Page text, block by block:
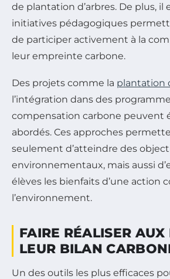
de plantation d’arbres. De plus, il
initiatives pédagogiques
de participer activement à la
leur empreinte carbone.
Des projets comme la plantation
l’intégration dans des
compensation carbone peuvent
abordés. Ces approches
seulement d’atteindre des
environnementaux, mais aussi
élèves les bienfaits d’une action
l’environnement.
FAIRE RÉALISER AUX
LEUR BILAN
Un des outils les plus efficaces